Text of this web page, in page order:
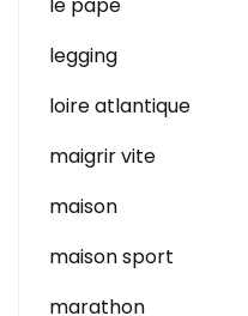
legging
loire atlantique
maigrir vite
maison
maison sport
marathon